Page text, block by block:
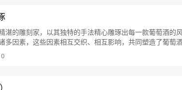
湛的雕刻家，以其独特的手法精心雕琢出每一款葡萄酒的
多因素，这些因素相互交织、相互影响，共同塑造了葡萄
的作用。在凉爽气候的...
0